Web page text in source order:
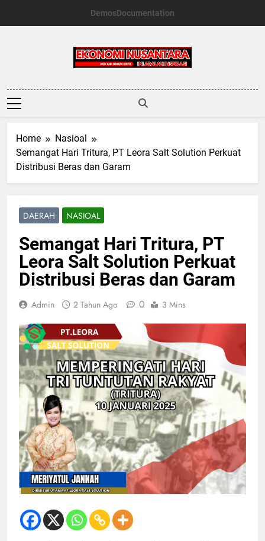
DemosDocumentation
Ekonomi
Nusantara
Home
Nasioal
Semangat Hari Tritura, PT Leora Salt Solution Perkuat
Distribusi Beras dan Garam
DAERAH NASIOAL
Semangat Hari Tritura, PT
Leora Salt Solution Perkuat
Distribusi Beras dan Garam
Admin 2 Tahun Ago 0 3 Mins